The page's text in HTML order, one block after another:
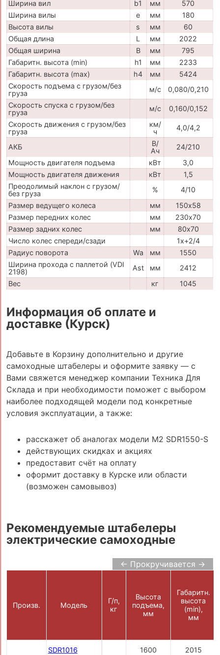
Ширина вил b1 мм
570
Ширина вилы
e мм
180
Высота вилы
s мм
60
Общая длина
L мм
2022
Общая ширина
B мм
795
Габаритн. высота (min)
h1 мм
2233
Габаритн. высота (max)
h4 мм
5424
Скорость подъема с грузом/без
груза
м/с
0,080/0,210
Скорость спуска с грузом/без
груза
м/с
0,160/0,152
Скорость движения с грузом/без
груза
км/
ч
4,0/4,2
АКБ
В/
Ач
24/210
Мощность двигателя подъема
кВт
3,0
Мощность двигателя движения
кВт
1,5
Преодолимый наклон с грузом/
без груза
%
4/10
Размер ведущего колеса
мм
150х58
Размер передних колес
мм
230х70
Размер задних колес
мм
80х70
Число колес спереди/сзади
1x+2/4
Радиус поворота
Wa мм
1550
Ширина прохода с паллетой (VDI
2198)
Ast мм
2412
Вес
кг 1045
Информация об оплате и
доставке (Курск)
Добавьте в Корзину дополнительно и другие
самоходные штабелеры и оформите заявку — с
Вами свяжется менеджер компании Техника Для
Склада и при необходимости поможет с выбором
наиболее подходящей модели под конкретные
условия эксплуатации, а также:
расскажет об аналогах модели M2 SDR1550-S
действующих скидках и акциях
предоставит счёт на оплату
оформит доставку в Курске или области
(возможен самовывоз)
Рекомендуемые штабелеры
электрические самоходные
← Прокручивается →
Произв. Модель
Г/п,
кг
Высота
подъема,
мм
Габаритн.
высота
(min),
мм
SDR1016 1600 2015